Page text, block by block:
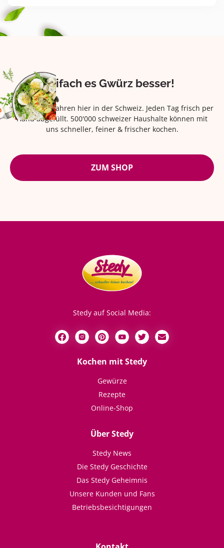
Eifach es Gwürz besser!
Seit über 42 Jahren hier in der Schweiz. Jeden Tag frisch per
Hand abgefüllt. 500'000 schweizer Haushalte können mit
uns schneller, feiner & frischer kochen.
ZUM SHOP
Stedy auf Social Media:
Kochen mit Stedy
Gewürze
Rezepte
Online-Shop
Über Stedy
Stedy News
Die Stedy Geschichte
Das Stedy Geheimnis
Unsere Kunden und Fans
Betriebsbesichtigungen